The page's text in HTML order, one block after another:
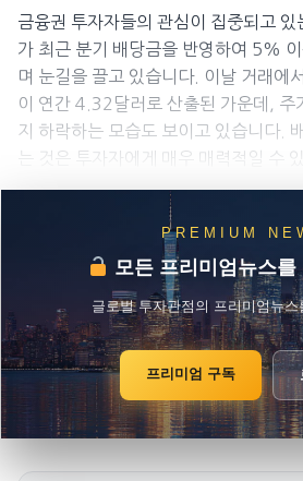
금융권 투자자들의 관심이 집중되고
가 최근 분기 배당금을 반영하여 5%
며 눈길을 끌고 있습니다. 이날 거래에
이 연간 4.32달러로 산출된 가운데,
지 하락하는 모습도 보이고 있습니다.
는 것은 투자자에게 매우 매력적일 수
PREMIUM
모든 프리미엄뉴스를
글로벌 투자관점의 프리미엄뉴
프리미엄 구독